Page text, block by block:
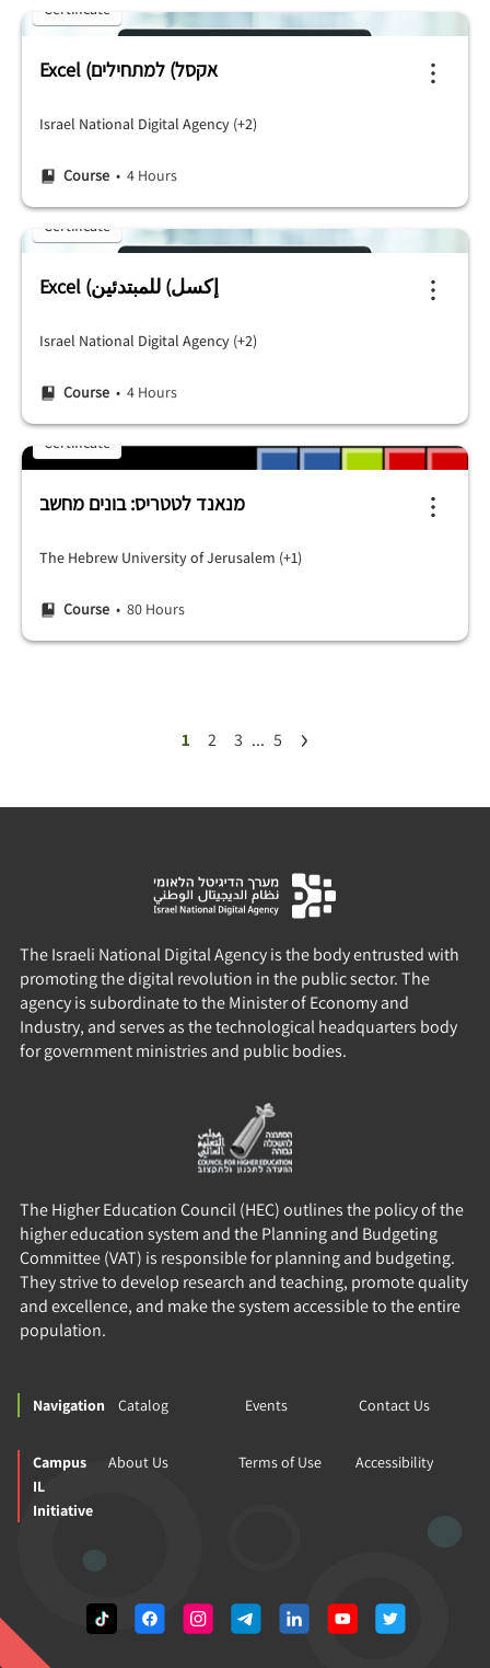
Certificate
Excel (אקסל) למתחילים
Israel National Digital Agency (+2)
Course • 4 Hours
Certificate
Excel (إكسل) للمبتدئين
Israel National Digital Agency (+2)
Course • 4 Hours
Certificate
מנאנד לטטריס: בונים מחשב
The Hebrew University of Jerusalem (+1)
Course • 80 Hours
1 2 3 ... 5 ›
The Israeli National Digital Agency is the body entrusted with
promoting the digital revolution in the public sector. The
agency is subordinate to the Minister of Economy and
Industry, and serves as the technological headquarters body
for government ministries and public bodies.
The Higher Education Council (HEC) outlines the policy of the
higher education system and the Planning and Budgeting
Committee (VAT) is responsible for planning and budgeting.
They strive to develop research and teaching, promote quality
and excellence, and make the system accessible to the entire
population.
Navigation Catalog Events Contact Us
Campus
IL
Initiative
About Us Terms of Use Accessibility